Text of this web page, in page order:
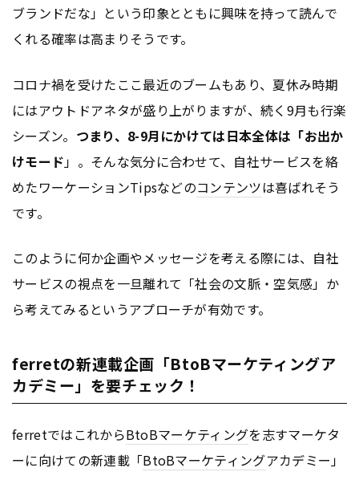
ブランドだな」という印象とともに興味を持って読んで
くれる確率は高まりそうです。
コロナ禍を受けたここ最近のブームもあり、夏休み時期
にはアウトドアネタが盛り上がりますが、続く9月も行楽
シーズン。 つまり、8-9月にかけては日本全体は「お出か
けモード 」。そんな気分に合わせて、自社サービスを絡
めたワーケーションTipsなどのコンテンツは喜ばれそう
です。
このように何か企画やメッセージを考える際には、自社
サービスの視点を一旦離れて「社会の文脈・空気感」か
ら考えてみるというアプローチが有効です。
ferretの新連載企画「BtoBマーケティングア
カデミー」を要チェック！
ferretではこれからBtoBマーケティングを志すマーケタ
ーに向けての新連載「BtoBマーケティングアカデミー」